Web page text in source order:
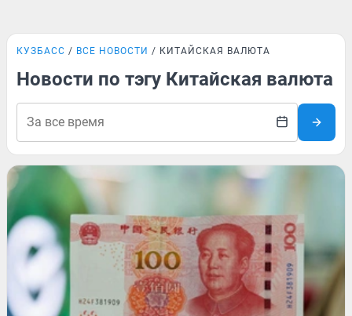
КУЗБАСС ВСЕ НОВОСТИ КИТАЙСКАЯ ВАЛЮТА
Новости по тэгу Китайская валюта